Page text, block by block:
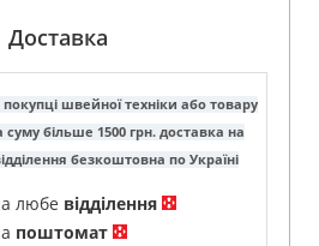
Доставка
швейної техніки або товару
суму більше 1500 грн. доставка на
безкоштовна по Україні
любе відділення
поштомат